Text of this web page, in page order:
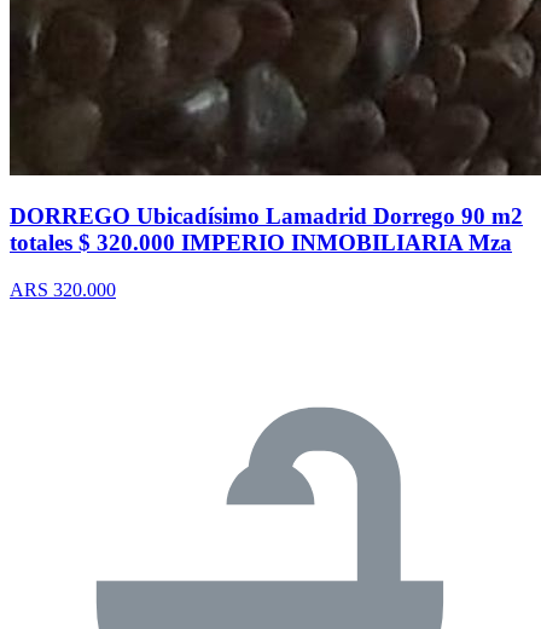
DORREGO Ubicadísimo Lamadrid Dorrego 90 m2
totales $ 320.000 IMPERIO INMOBILIARIA Mza
ARS 320.000